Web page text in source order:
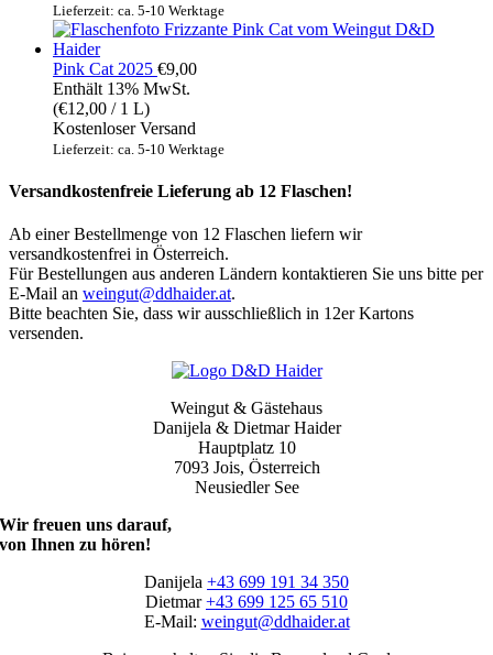
Lieferzeit: ca. 5-10 Werktage
Pink Cat 2025 €9,00
Enthält 13% MwSt.
(€12,00 / 1 L)
Kostenloser Versand
Lieferzeit: ca. 5-10 Werktage
Versandkostenfreie Lieferung ab 12 Flaschen!
Ab einer Bestellmenge von 12 Flaschen liefern wir
versandkostenfrei in Österreich.
Für Bestellungen aus anderen Ländern kontaktieren Sie uns bitte per
E-Mail an weingut@ddhaider.at.
Bitte beachten Sie, dass wir ausschließlich in 12er Kartons
versenden.
Weingut & Gästehaus
Danijela & Dietmar Haider
Hauptplatz 10
7093 Jois, Österreich
Neusiedler See
Wir freuen uns darauf,
von Ihnen zu hören!
Danijela +43 699 191 34 350
Dietmar+43 699 125 65 510
E-Mail: weingut@ddhaider.at